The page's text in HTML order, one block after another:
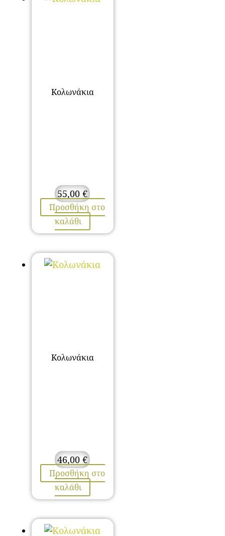
Κολωνάκια
55,00€
Προσθήκη στο
καλάθι
Κολωνάκια
46,00€
Προσθήκη στο
καλάθι